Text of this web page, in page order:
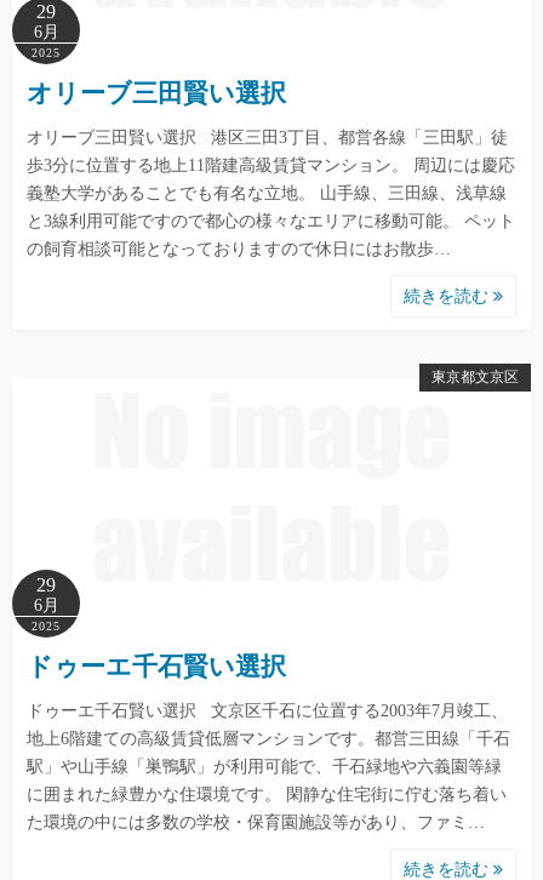
29
6月
2025
オリーブ三田賢い選択
オリーブ三田賢い選択 港区三田3丁目、都営各線「三田駅」徒
歩3分に位置する地上11階建高級賃貸マンション。 周辺には慶応
義塾大学があることでも有名な立地。 山手線、三田線、浅草線
と3線利用可能ですので都心の様々なエリアに移動可能。 ペット
の飼育相談可能となっておりますので休日にはお散歩…
続きを読む
東京都文京区
29
6月
2025
ドゥーエ千石賢い選択
ドゥーエ千石賢い選択 文京区千石に位置する2003年7月竣工、
地上6階建ての高級賃貸低層マンションです。都営三田線「千石
駅」や山手線「巣鴨駅」が利用可能で、千石緑地や六義園等緑
に囲まれた緑豊かな住環境です。 閑静な住宅街に佇む落ち着い
た環境の中には多数の学校・保育園施設等があり、ファミ…
続きを読む